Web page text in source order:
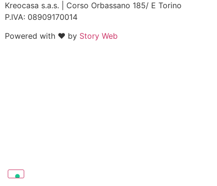
Kreocasa s.a.s. | Corso Orbassano 185/ E Torino
P.IVA: 08909170014
Powered with ♥ by Story Web